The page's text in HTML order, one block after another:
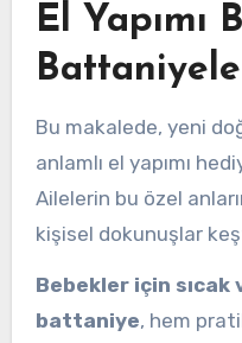
El Yapımı
Bu makalede, yeni
anlamlı el yapımı
Ailelerin bu özel
kişisel dokunuşlar
Bebekler için
battaniye, hem